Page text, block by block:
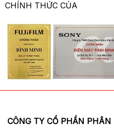
CHÍNH THỨC CỦA
CÔNG TY CỔ PHẦN